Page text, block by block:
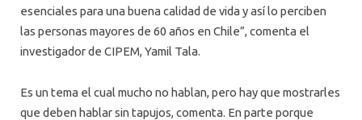
esenciales para una buena calidad de vida y así lo perciben
las personas mayores de 60 años en Chile”, comenta el
investigador de CIPEM, Yamil Tala.
Es un tema el cual mucho no hablan, pero hay que mostrarles
que deben hablar sin tapujos, comenta. En parte porque